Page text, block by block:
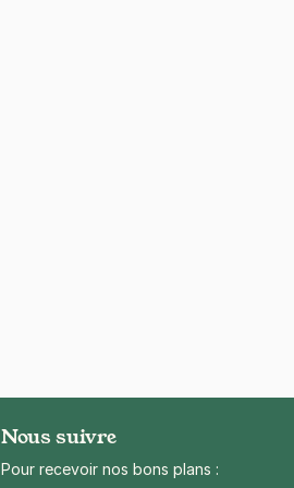
Nous suivre
Pour recevoir nos bons plans :